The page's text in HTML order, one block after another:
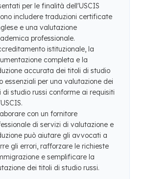
per le finalità dell'USCIS
includere traduzioni certificate
e una valutazione
professionale.
istituzionale, la
completa e la
accurata dei titoli di studio
essenziali per una valutazione dei
di studio russi conforme ai requisiti
con un fornitore
di servizi di valutazione e
può aiutare gli avvocati a
gli errori, rafforzare le richieste
e semplificare la
dei titoli di studio russi.